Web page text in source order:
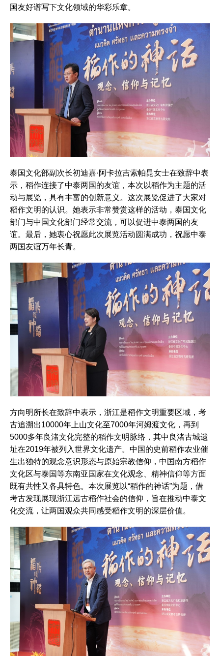
国友好谱写下文化领域的华彩乐章。
泰国文化部副次长初迪嘉·阿卡拉吉索帕昆女士在致辞中表
示，稻作连接了中泰两国的友谊，本次以稻作为主题的活
动与展览，具有丰富的创新意义。这次展览促进了大家对
稻作文明的认识。她表示非常赞赏这样的活动，泰国文化
部门与中国文化部门经常交流，可以促进中泰两国的友
谊。最后，她衷心祝愿此次展览活动圆满成功，祝愿中泰
两国友谊万年长青。
方向明所长在致辞中表示，浙江是稻作文明重要区域，考
古追溯出10000年上山文化至7000年河姆渡文化，再到
5000多年良渚文化完整的稻作文明脉络，其中良渚古城遗
址在2019年被列入世界文化遗产。中国的史前稻作农业催
生出独特的观念意识形态与原始宗教信仰，中国南方稻作
文化区与泰国等东南亚国家在文化观念、精神信仰等方面
既有共性又各具特色。本次展览以“稻作的神话”为题，借
考古发现展现浙江远古稻作社会的信仰，旨在推动中泰文
化交流，让两国观众共同感受稻作文明的深层价值。